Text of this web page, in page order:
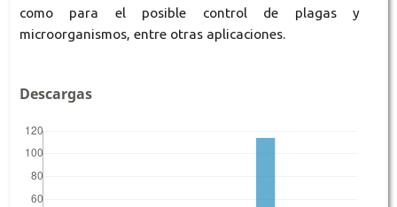
como para el posible control de plagas y
microorganismos, entre otras aplicaciones.
Descargas